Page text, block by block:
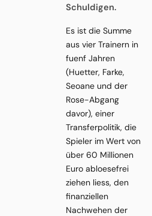
Schuldigen.
Es ist die Summe
aus vier Trainern in
fuenf Jahren
(Huetter, Farke,
Seoane und der
Rose-Abgang
davor), einer
Transferpolitik, die
Spieler im Wert von
über 60 Millionen
Euro abloesefrei
ziehen liess, den
finanziellen
Nachwehen der